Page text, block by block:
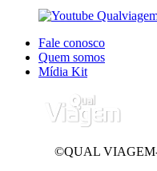
Fale conosco
Quem somos
Mídia Kit
©QUAL VIAGEM-